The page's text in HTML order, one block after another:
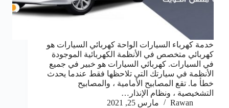
خدمة كهرباء السيارات الواحة كهربائي السيارات هو
كهربائي متخصص في الأنظمة الكهربائية الموجودة
في السيارات. كهربائي السيارات هو خبير في جميع
الأنظمة في سيارتك التي تلاحظها فقط عندما يحدث
خطأ ما. تقع المصابيح الأمامية ، والمصابيح
التشخيصية ، ونظام الإنذار…
Rawan
مارس 25, 2021